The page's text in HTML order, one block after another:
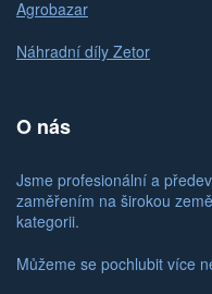
Agrobazar
Náhradní díly Zetor
O nás
Jsme profesionální a
zaměřením na širokou
kategorii.
Můžeme se pochlubit více